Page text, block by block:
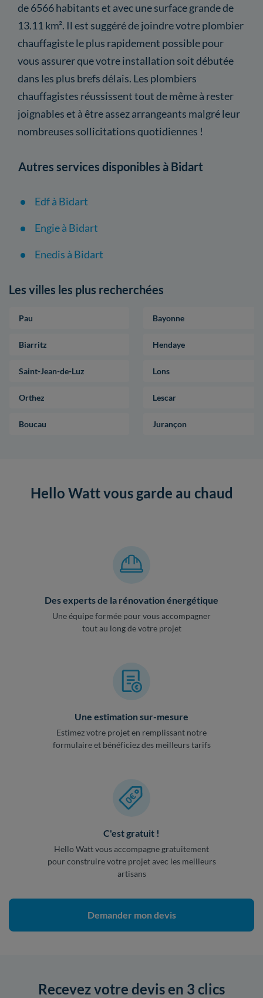
de 6566 habitants et avec une surface grande de
13.11 km². Il est suggéré de joindre votre plombier
chauffagiste le plus rapidement possible pour
vous assurer que votre installation soit débutée
dans les plus brefs délais. Les plombiers
chauffagistes réussissent tout de même à rester
joignables et à être assez arrangeants malgré leur
nombreuses sollicitations quotidiennes !
Autres services disponibles à Bidart
Edf à Bidart
Engie à Bidart
Enedis à Bidart
Les villes les plus recherchées
Pau Bayonne
Biarritz Hendaye
Saint-Jean-de-Luz Lons
Orthez Lescar
Boucau Jurançon
Hello Watt vous garde au chaud
Des experts de la rénovation énergétique
Une équipe formée pour vous accompagner
tout au long de votre projet
Une estimation sur-mesure
Estimez votre projet en remplissant notre
formulaire et bénéficiez des meilleurs tarifs
C'est gratuit !
Hello Watt vous accompagne gratuitement
pour construire votre projet avec les meilleurs
artisans
Demander mon devis
Recevez votre devis en 3 clics